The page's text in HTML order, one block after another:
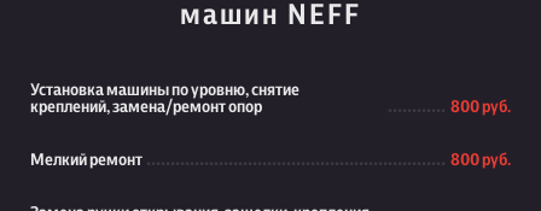
машин NEFF
Установка машины по уровню, снятие
креплений, замена/ремонт опор
800 руб.
Мелкий ремонт 800 руб.